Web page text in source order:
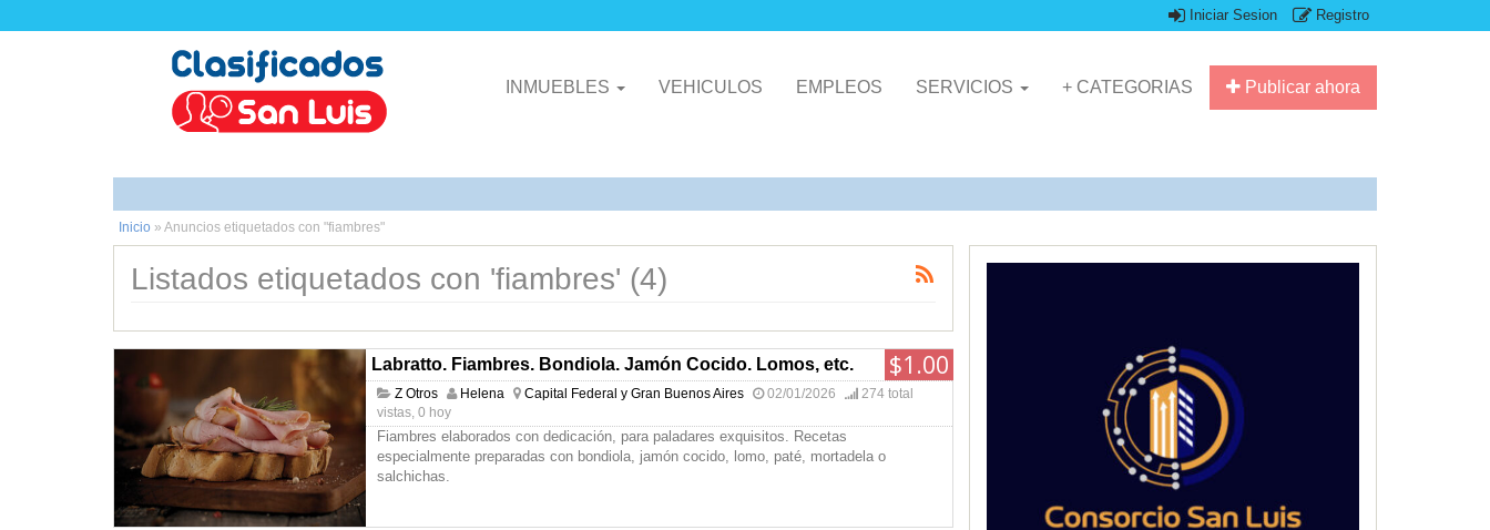
Iniciar Sesion Registro
Publicar ahora
INMUEBLES VEHICULOS EMPLEOS SERVICIOS + CATEGORIAS
Inicio » Anuncios etiquetados con "fiambres"
Listados etiquetados con 'fiambres' (4)
$1.00
Labratto. Fiambres. Bondiola. Jamón Cocido. Lomos, etc.
Z Otros Helena Capital Federal y Gran Buenos Aires 02/01/2026
274 total
vistas, 0 hoy
Fiambres elaborados con dedicación, para paladares exquisitos. Recetas
especialmente preparadas con bondiola, jamón cocido, lomo, paté, mortadela o
salchichas.